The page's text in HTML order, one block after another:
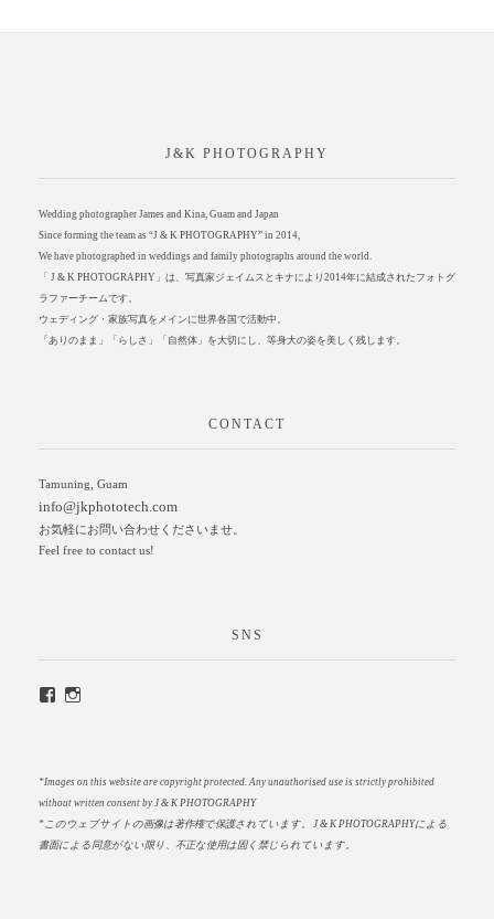
J&K PHOTOGRAPHY
Wedding photographer James and Kina, Guam and Japan
Since forming the team as “J & K PHOTOGRAPHY” in 2014,
We have photographed in weddings and family photographs around the world.
「 J & K PHOTOGRAPHY」は、写真家ジェイムスとキナにより2014年に結成されたフォトグ
ラファーチームです。
ウェディング・家族写真をメインに世界各国で活動中。
「ありのまま」「らしさ」「自然体」を大切にし、等身大の姿を美しく残します。
CONTACT
Tamuning, Guam
info@jkphototech.com
お気軽にお問い合わせくださいませ。
Feel free to contact us!
SNS
*Images on this website are copyright protected. Any unauthorised use is strictly prohibited
without written consent by J & K PHOTOGRAPHY
*このウェブサイトの画像は著作権で保護されています。
J & K PHOTOGRAPHYによる
書面による同意がない限り、不正な使用は固く禁じられています。